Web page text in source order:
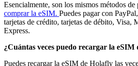
Esencialmente, son los mismos métodos
comprar la eSIM. Puedes pagar con
tarjetas de crédito, tarjetas de débito, Visa,
Express.
¿Cuántas veces puedo recargar la eSIM
Puedes recargar la eSIM de Holafly las